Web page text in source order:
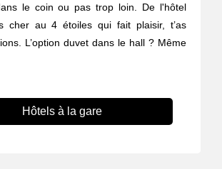
le coin ou pas trop loin. De l'hôtel
cher au 4 étoiles qui fait plaisir, t’as
L’option duvet dans le hall ? Même
Hôtels à la gare